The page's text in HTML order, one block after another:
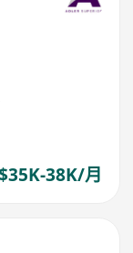
38K/月